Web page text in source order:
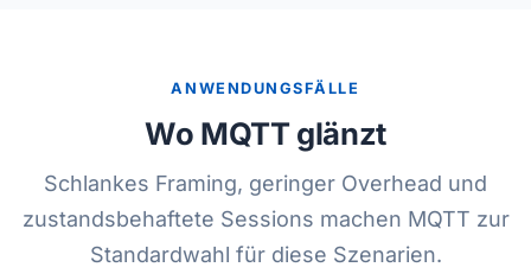
ANWENDUNGSFÄLLE
Wo MQTT glänzt
Schlankes Framing, geringer Overhead und
zustandsbehaftete Sessions machen MQTT zur
Standardwahl für diese Szenarien.